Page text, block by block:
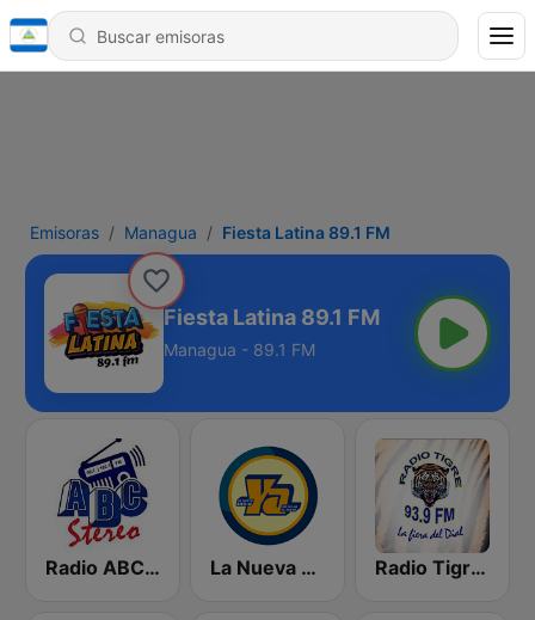
Emisoras Managua Fiesta Latina 89.1 FM
Fiesta Latina 89.1 FM
Managua - 89.1 FM
Radio ABC Stereo La Nueva Radio Ya 600 Radio Tigre 93.9 FM